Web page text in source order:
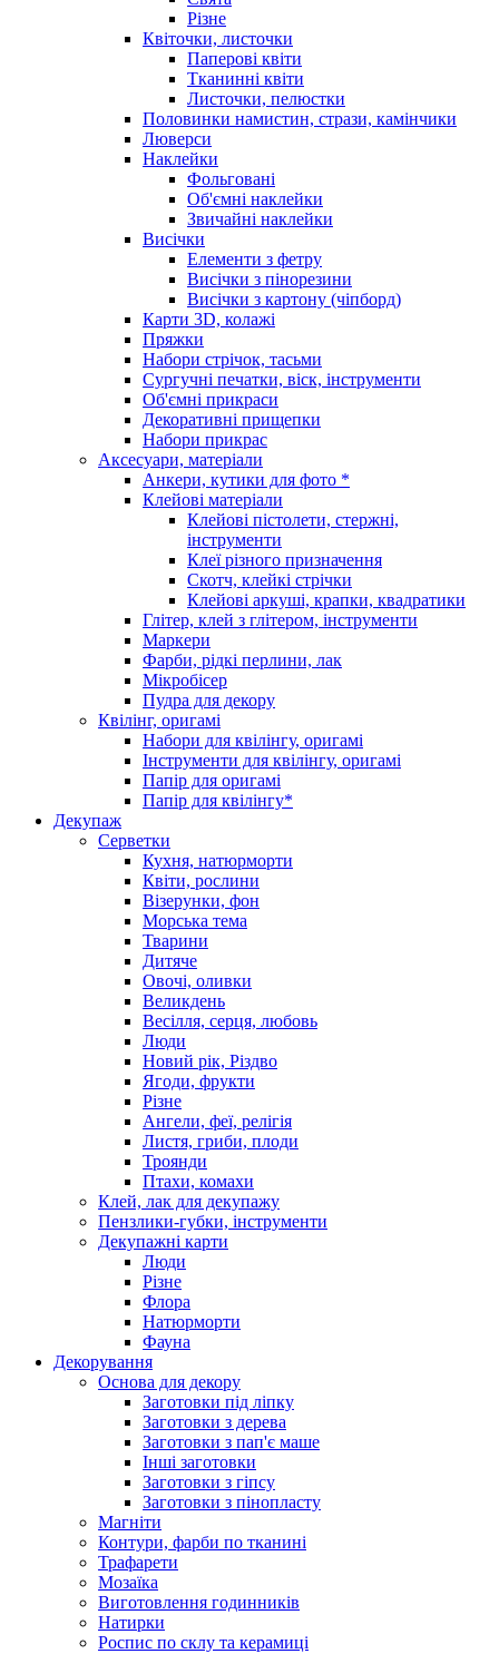
Різне
Квіточки, листочки
Паперові квіти
Тканинні квіти
Листочки, пелюстки
Половинки намистин, стрази, камінчики
Люверси
Наклейки
Фольговані
Об'ємні наклейки
Звичайні наклейки
Висічки
Елементи з фетру
Висічки з пінорезини
Висічки з картону (чіпборд)
Карти 3D, колажі
Пряжки
Набори стрічок, тасьми
Сургучні печатки, віск, інструменти
Об'ємні прикраси
Декоративні прищепки
Набори прикрас
Аксесуари, матеріали
Анкери, кутики для фото *
Клейові матеріали
Клейові пістолети, стержні,
інструменти
Клеї різного призначення
Скотч, клейкі стрічки
Клейові аркуші, крапки, квадратики
Глітер, клей з глітером, інструменти
Маркери
Фарби, рідкі перлини, лак
Мікробісер
Пудра для декору
Квілінг, оригамі
Набори для квілінгу, оригамі
Інструменти для квілінгу, оригамі
Папір для оригамі
Папір для квілінгу*
Декупаж
Серветки
Кухня, натюрморти
Квіти, рослини
Візерунки, фон
Морська тема
Тварини
Дитяче
Овочі, оливки
Великдень
Весілля, серця, любовь
Люди
Новий рік, Різдво
Ягоди, фрукти
Різне
Ангели, феї, релігія
Листя, гриби, плоди
Троянди
Птахи, комахи
Клей, лак для декупажу
Пензлики-губки, інструменти
Декупажні карти
Люди
Різне
Флора
Натюрморти
Фауна
Декорування
Основа для декору
Заготовки під ліпку
Заготовки з дерева
Заготовки з пап'є маше
Інші заготовки
Заготовки з гіпсу
Заготовки з пінопласту
Магніти
Контури, фарби по тканині
Трафарети
Мозаїка
Виготовлення годинників
Натирки
Роспис по склу та керамиці